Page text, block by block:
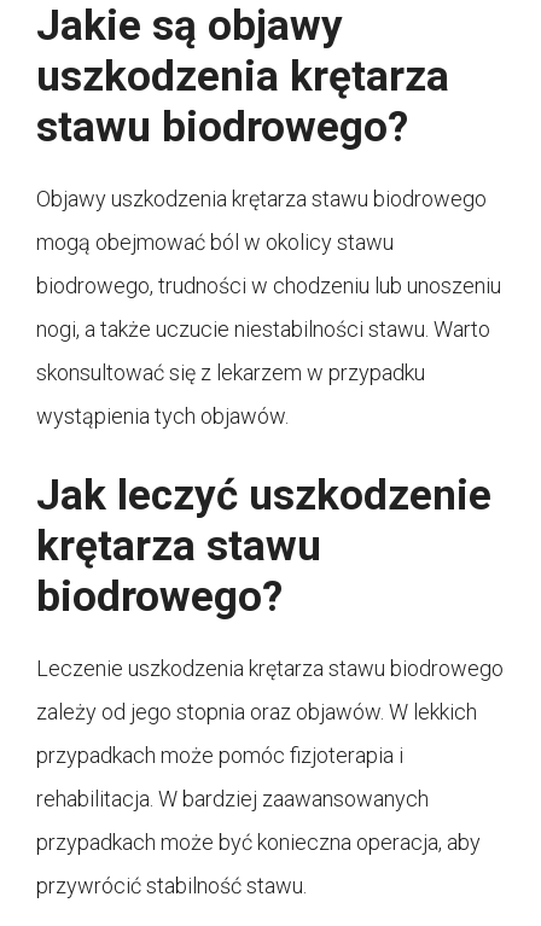
Jakie są objawy
uszkodzenia krętarza
stawu biodrowego?
Objawy uszkodzenia krętarza stawu biodrowego
mogą obejmować ból w okolicy stawu
biodrowego, trudności w chodzeniu lub unoszeniu
nogi, a także uczucie niestabilności stawu. Warto
skonsultować się z lekarzem w przypadku
wystąpienia tych objawów.
Jak leczyć uszkodzenie
krętarza stawu
biodrowego?
Leczenie uszkodzenia krętarza stawu biodrowego
zależy od jego stopnia oraz objawów. W lekkich
przypadkach może pomóc fizjoterapia i
rehabilitacja. W bardziej zaawansowanych
przypadkach może być konieczna operacja, aby
przywrócić stabilność stawu.